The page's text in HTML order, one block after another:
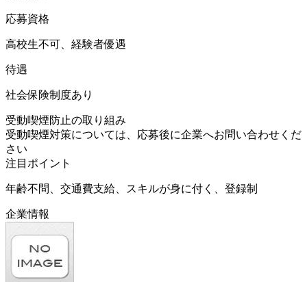
応募資格
高校生不可、経験者優遇
待遇
社会保険制度あり
受動喫煙防止の取り組み
受動喫煙対策については、応募後に企業へお問い合わせくだ
さい
注目ポイント
年齢不問、交通費支給、スキルが身に付く、登録制
企業情報